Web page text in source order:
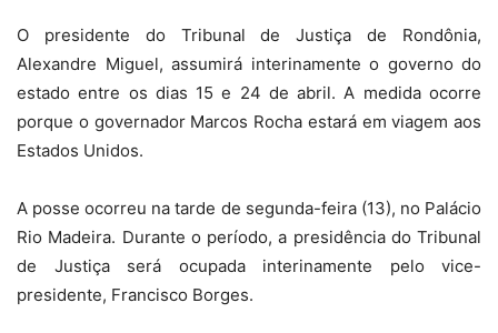
O presidente do Tribunal de Justiça de Rondônia,
Alexandre Miguel, assumirá interinamente o governo do
estado entre os dias 15 e 24 de abril. A medida ocorre
porque o governador Marcos Rocha estará em viagem aos
Estados Unidos.
A posse ocorreu na tarde de segunda-feira (13), no Palácio
Rio Madeira. Durante o período, a presidência do Tribunal
de Justiça será ocupada interinamente pelo vice-
presidente, Francisco Borges.